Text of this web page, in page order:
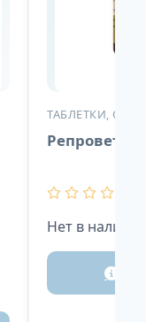
ТАБЛЕТКИ,
Репровет:
Нет в